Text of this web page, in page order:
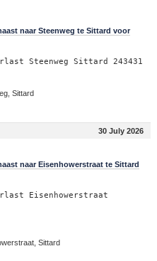
naar Steenweg te Sittard voor
Steenweg Sittard 243431
Sittard
30 July 2026
naar Eisenhowerstraat te Sittard
Eisenhowerstraat
Sittard